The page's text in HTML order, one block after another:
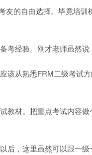
的自由选择。毕竟培训
经验。刚才老师虽然说
从熟悉FRM二级考试方
材。把重点考试内容做
，这里虽然可以跟一级